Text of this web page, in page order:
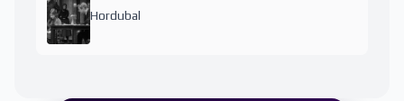
Hordubal